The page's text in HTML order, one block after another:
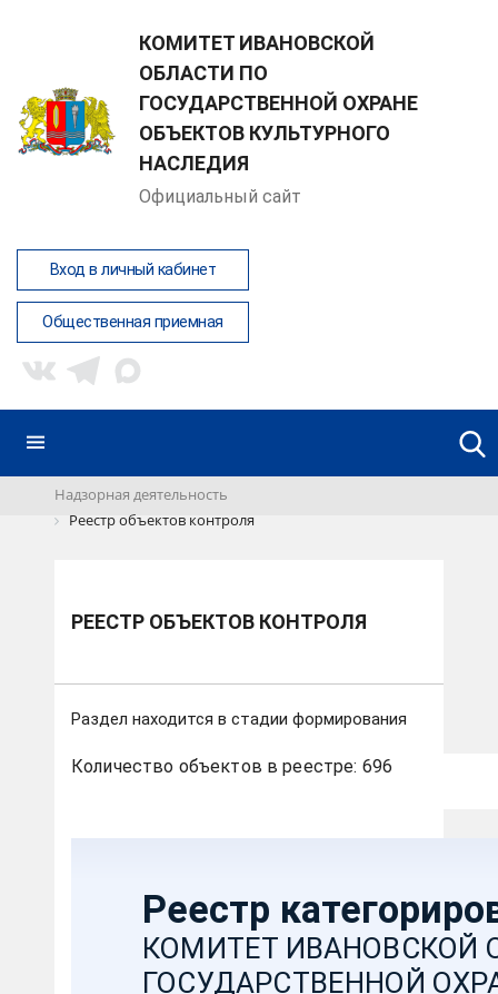
КОМИТЕТ ИВАНОВСКОЙ
ОБЛАСТИ ПО
ГОСУДАРСТВЕННОЙ ОХРАНЕ
ОБЪЕКТОВ КУЛЬТУРНОГО
НАСЛЕДИЯ
Официальный сайт
Вход в личный кабинет
Общественная приемная
Надзорная деятельность
Реестр объектов контроля
РЕЕСТР ОБЪЕКТОВ КОНТРОЛЯ
Раздел находится в стадии формирования